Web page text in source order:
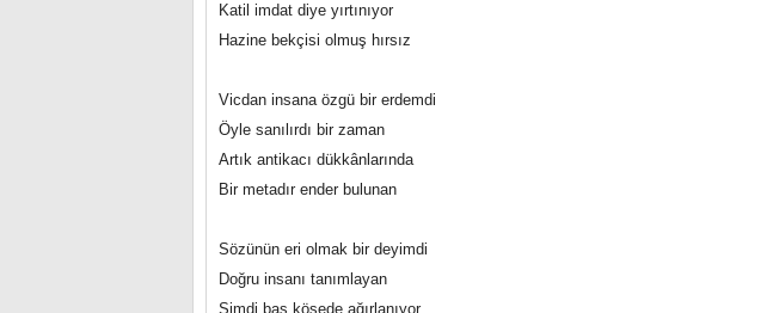
Katil imdat diye yırtınıyor
Hazine bekçisi olmuş hırsız
Vicdan insana özgü bir erdemdi
Öyle sanılırdı bir zaman
Artık antikacı dükkânlarında
Bir metadır ender bulunan
Sözünün eri olmak bir deyimdi
Doğru insanı tanımlayan
Şimdi baş köşede ağırlanıyor